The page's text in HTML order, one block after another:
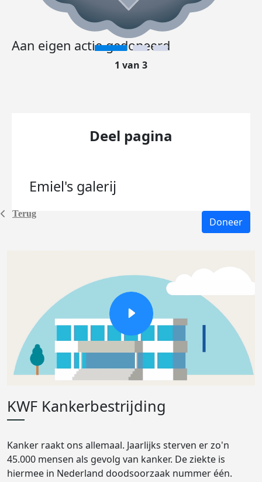
Terug
Aan eigen actie gedoneerd
1 van 3
Deel pagina
Emiel's galerij
Doneer
KWF Kankerbestrijding
Kanker raakt ons allemaal. Jaarlijks sterven er zo'n
45.000 mensen als gevolg van kanker. De ziekte is
hiermee in Nederland doodsoorzaak nummer één.